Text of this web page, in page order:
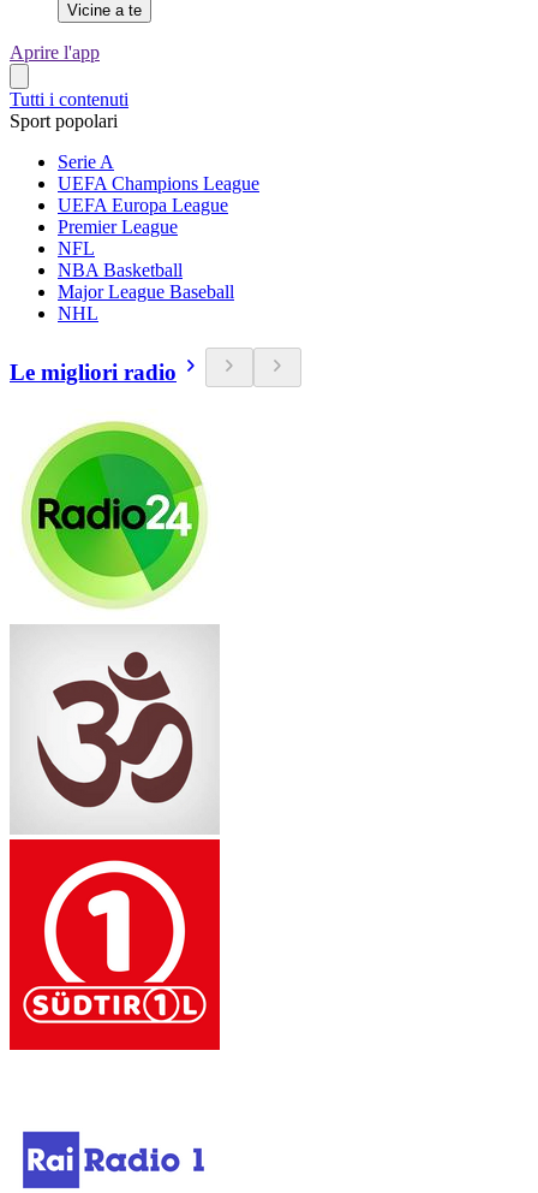
Vicine a te
Aprire l'app
Tutti i contenuti
Sport popolari
Serie A
UEFA Champions League
UEFA Europa League
Premier League
NFL
NBA Basketball
Major League Baseball
NHL
Le migliori radio